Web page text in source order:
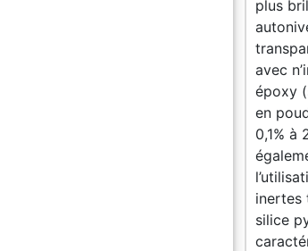
plus
avec
époxy
en
0,1% à
inertes
silice